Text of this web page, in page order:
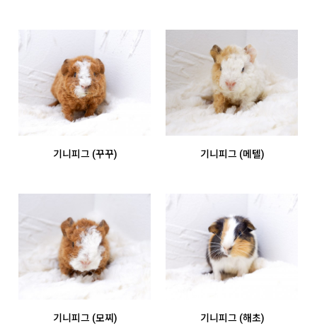
기니피그 (꾸꾸) 기니피그 (메텔)
기니피그 (모찌) 기니피그 (해초)